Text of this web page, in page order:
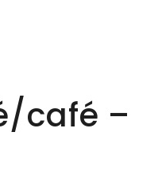
café –